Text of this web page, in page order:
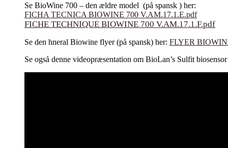
Se BioWine 700 – den ældre model (på spansk ) her:
FICHA TECNICA BIOWINE 700 V.AM.17.1.E.pdf
FICHE TECHNIQUE BIOWINE 700 V.AM.17.1.F.pdf
Se den hneral Biowine flyer (på spansk) her: FLYER
Se også denne videopræsentation om BioLan’s Sulfit